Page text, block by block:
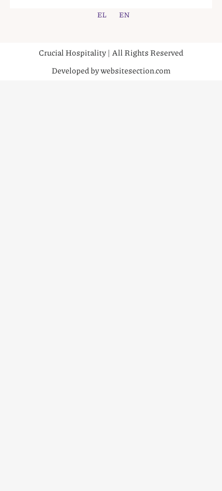
EL EN
Crucial Hospitality | All Rights Reserved
Developed by websitesection.com